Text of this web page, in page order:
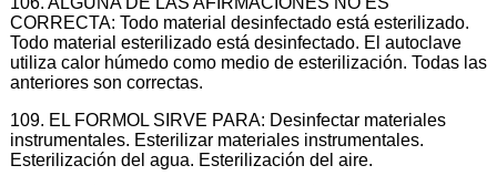
CORRECTA: Todo material desinfectado está esterilizado.
Todo material esterilizado está desinfectado. El autoclave
utiliza calor húmedo como medio de esterilización. Todas las
anteriores son correctas.
109. EL FORMOL SIRVE PARA: Desinfectar materiales
instrumentales. Esterilizar materiales instrumentales.
Esterilización del agua. Esterilización del aire.